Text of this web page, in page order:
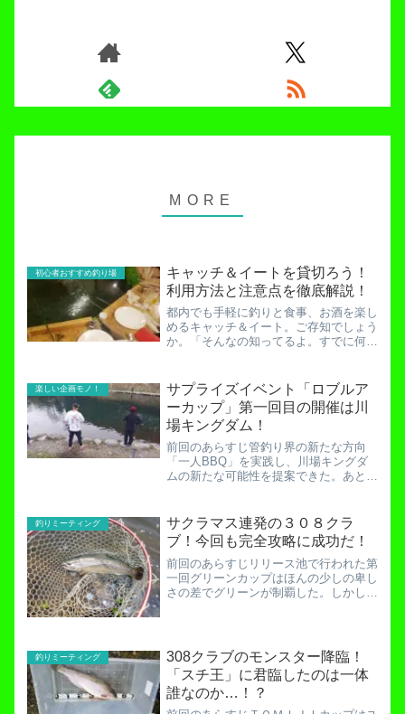
初心者おすすめ釣り場
キャッチ＆イートを貸切ろう！
利用方法と注意点を徹底解説！
都内でも手軽に釣りと食事、お酒を楽し
めるキャッチ＆イート。ご存知でしょう
か。「そんなの知ってるよ。すでに何回
でしょうか？「ああ、知ってるよ。実際
に貸し切ったことあるしね...
楽しい企画モノ！
サプライズイベント「ロブルア
ーカップ」第一回目の開催は川
場キングダム！
前回のあらすじ管釣り界の新たな方向
「一人BBQ」を実践し、川場キングダ
ムの新たな可能性を提案できた。あとは
れざる禁断の裏技を晒す…！ロブルアー
カップとは？今回始めて行わ...
釣りミーティング
サクラマス連発の３０８クラ
ブ！今回も完全攻略に成功だ！
前回のあらすじリリース池で行われた第
一回グリーンカップはほんの少しの卑し
さの差でグリーンが制覇した。しかしこ
ト開催さる！みんなメイン...
釣りミーティング
308クラブのモンスター降臨！
「スチ王」に君臨したのは一体
誰なのか…！？